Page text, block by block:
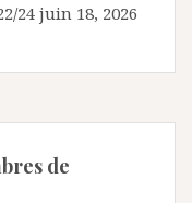
24 juin 18, 2026
de